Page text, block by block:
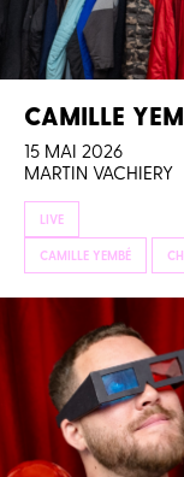
CAMILLE
15 MAI 2026
MARTIN VACHIERY
LIVE
CAMILLE YEMBÉ